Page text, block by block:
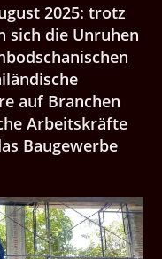
2025: trotz
sich die Unruhen
auf Branchen
Arbeitskräfte
Baugewerbe